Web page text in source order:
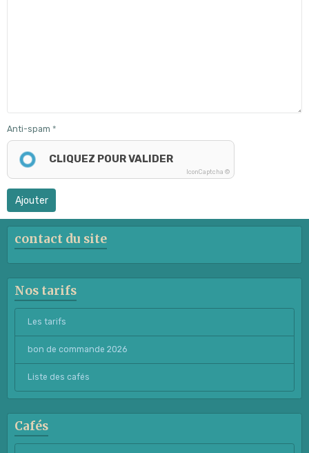
Anti-spam
CLIQUEZ POUR VALIDER
IconCaptcha ©
Ajouter
contact du site
Nos tarifs
Les tarifs
bon de commande 2026
Liste des cafés
Cafés